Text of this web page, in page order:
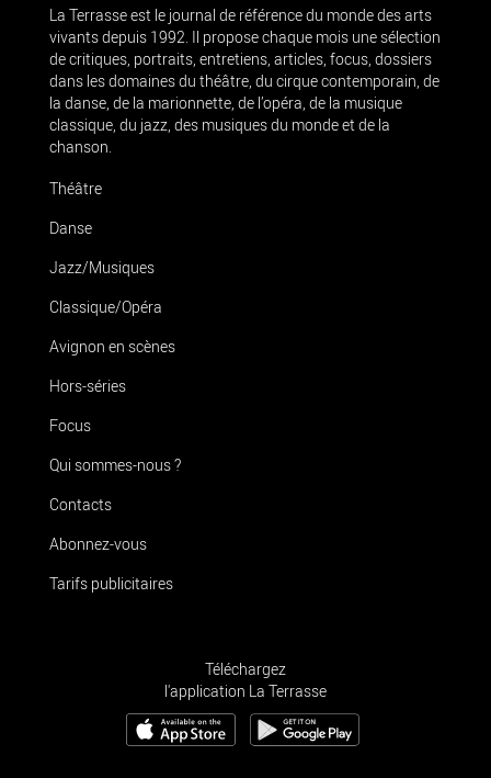
La Terrasse est le journal de référence du monde des arts
vivants depuis 1992. Il propose chaque mois une sélection
de critiques, portraits, entretiens, articles, focus, dossiers
dans les domaines du théâtre, du cirque contemporain, de
la danse, de la marionnette, de l’opéra, de la musique
classique, du jazz, des musiques du monde et de la
chanson.
Théâtre
Danse
Jazz/Musiques
Classique/Opéra
Avignon en scènes
Hors-séries
Focus
Qui sommes-nous ?
Contacts
Abonnez-vous
Tarifs publicitaires
Téléchargez
l'application La Terrasse